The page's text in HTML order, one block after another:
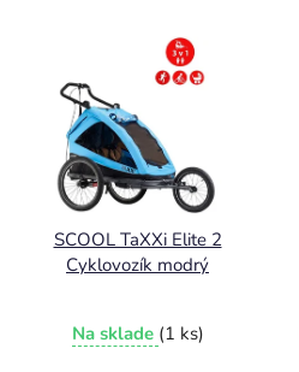
SCOOL TaXXi Elite 2
Cyklovozík modrý
Na sklade (1 ks)